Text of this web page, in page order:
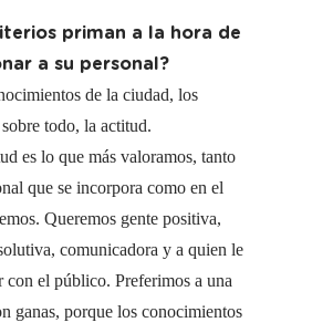
priman a la hora de
a su personal?
de la ciudad, los
todo, la actitud.
es lo que más valoramos, tanto
que se incorpora como en el
Queremos gente positiva,
comunicadora y a quien le
con el público. Preferimos a una
ganas, porque los conocimientos